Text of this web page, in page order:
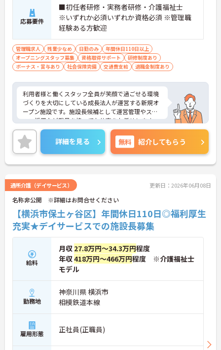
活リズムを整えやすくあります
・年間休日110日のほかご自身の誕生月に1日取得で
きる誕生日休暇があります ・産休育休や子どもの看
護休暇などライフステージの変化に合わせて柔軟に
お休みできます
【手厚いサポートとキャリアアップ体制】
・入職後は既存施設にて業務の流れを学べる現場研
・働きながら上位資格を目指せる費用全額負担の資
格取得支援制度があります ・施設長としてスタッフ
採用や運営管理など経営に近いポジションでご活躍
いただけます
応募要件
■初任者研修・実務者研修・介護福祉士
※いずれか必須いずれか資格必須 ※管理職
経験ある方歓迎
管理職求人 残業少なめ 日勤のみ
年間休日110日以上
オープニングスタッフ募集
資格取得サポート
研修制度あり
ボーナス・賞与あり
社会保険完備 交通費支給 退職金制度あり
利用者様と働くスタッフ全員が笑顔で過ごせる環境
づくりを大切にしている成長法人が運営する新規オ
ープン施設です。施設長候補として運営管理やスタ
ッフ採用など裁量を持ってお仕事をお任せします。
入職後は既存施設での丁寧な事前研修が用意されて
おり、研修中の交通費や宿泊費も会社が負担するた
め安心してスタートできます。想定年収668万円と
高い給与水準に加え、決算賞与や資格取得費用の全
額補助など還元率の高さが魅力です。緊急時を除き
暇などお休みもしっかり確保できます。確定給付企
業年金や1食200円程度の食事補助、会員制高級リゾ
ートの利用など、独自の福利厚生も大変充実してい
ます。有資格者の方にご自身の経験を活かしなが
ら、充実した待遇のもとで新しい施設を作り上げる
やりがいを感じていただける大変おすすめの求人と
なっております。
★おすすめPOINT★
【安定した高収入と充実の福利厚生】
・想定年収668万円と高い給与水準に加えて業績に
よる決算賞与の支給があります
・確定給付企業年金への加入や勤続3年以上の退職
金制度など将来に向けた備えができます
・1食200円程度の食事補助や会員制リゾート施設の
利用など嬉しい待遇が揃っております
【ワークライフバランスを大切にできる環境】
詳細を見る 無料 紹介してもらう
通所介護（デイサービス） 更新日：2026年06月08日
名称非公開 ※詳細はお問合せください
【横浜市保土ヶ谷区】年間休日110日◎福利厚生
充実★デイサービスでの施設長募集
給料
月収 27.8万円～34.3万円程度
年収418万円～466万円程度 ※介護福祉士
モデル
勤務地
神奈川県 横浜市
相模鉄道本線
雇用形態 正社員(正職員)